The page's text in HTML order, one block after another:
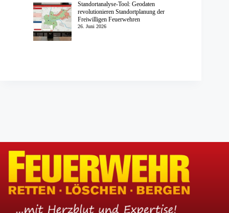
Standortanalyse-Tool: Geodaten
revolutionieren Standortplanung der
Freiwilligen Feuerwehren
26. Juni 2026